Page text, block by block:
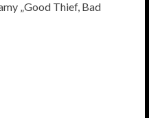
„Good Thief, Bad